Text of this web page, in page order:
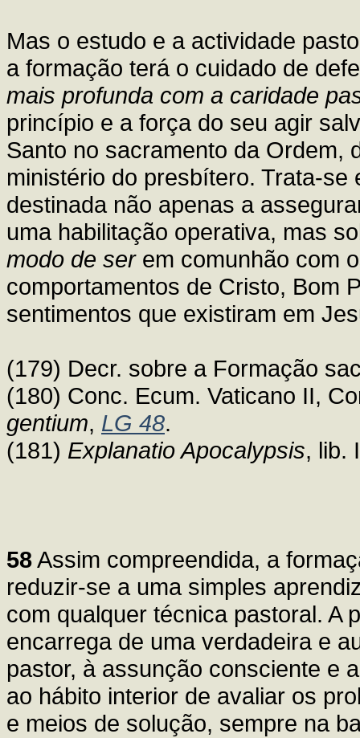
Mas o estudo e a actividade
a formação terá o cuidado de
mais profunda com a caridade
princípio e a força do seu agir
Santo no sacramento da Ordem,
ministério do presbítero. Trata-
destinada não apenas a
uma habilitação operativa, mas
modo de serem comunhão com
comportamentos de Cristo, Bom
sentimentos que existiram em
(179) Decr. sobre a Formação
(180) Conc. Ecum. Vaticano II,
gentium, LG 48.
(181) Explanatio Apocalypsis, lib.
58Assim compreendida, a
reduzir-se a uma simples
com qualquer técnica pastoral. A
encarrega de uma verdadeira e
pastor, à assunção consciente e
ao hábito interior de avaliar os
e meios de solução, sempre na